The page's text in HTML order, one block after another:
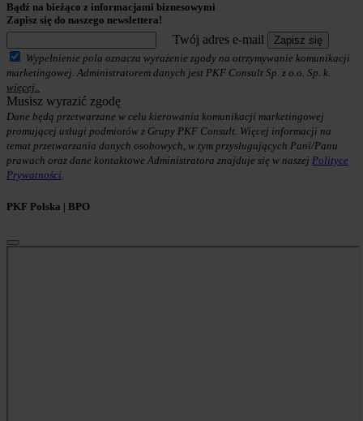
Bądź na bieżąco z informacjami biznesowymi
Zapisz się do naszego newslettera!
Twój adres e-mail
Zapisz się
Wypełnienie pola oznacza wyrażenie zgody na otrzymywanie komunikacji
marketingowej. Administratorem danych jest PKF Consult Sp. z o.o. Sp. k.
więcej..
Musisz wyrazić zgodę
Dane będą przetwarzane w celu kierowania komunikacji marketingowej
promującej usługi podmiotów z Grupy PKF Consult. Więcej informacji na
temat przetwarzania danych osobowych, w tym przysługujących Pani/Panu
prawach oraz dane kontaktowe Administratora znajduje się w naszej Polityce
Prywatności.
PKF Polska | BPO